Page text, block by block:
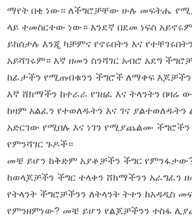
ማየት በቂ ነው። ለችግሮቻቸው ሁሉ መፍትሔ
ላይ ተመስርተው ነው። እንደኛ በደመ ነፍስ
ይከሰታሉ እንጂ ካቻምና የኖሩበትን እና
አይሻገሩም። እኛ ዘመን ስንሻገር አብሮ አደግ
ከፊታችን የሚጠብቁንን ችግሮች ለማቀፍ
እኛ ሸክማችን ከተራራ የገዘፈ እና ትላንትን በዛሬ
ከዛም አልፈን የተወለዱትን እና ገና
አድርገው የሚበሉ እና ነገን የሚያጨልሙ ችግሮችን
የምንሻገር ጉዶች።
መቼ ይሆን ከቅድም አያቶቻችን ችግር
ከወላጆቻችን ችግር ተላቀን ሸክማችንን አራግፈን
የትላንት ችግሮቻችንን ለትላንት ትተን ከአዳዲስ
የምንዘምነው? መቼ ይሆን የልጆቻችንን ተስፋ